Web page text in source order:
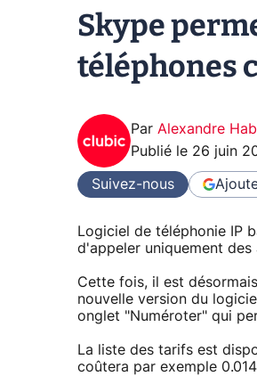
Skype
téléphones
Par Alexandre
Publié le 26 juin
Suivez-nous
Logiciel de téléphonie IP
d'appeler uniquement des
Cette fois, il est
nouvelle version du
onglet "Numéroter" qui
La liste des tarifs est
coûtera par exemple